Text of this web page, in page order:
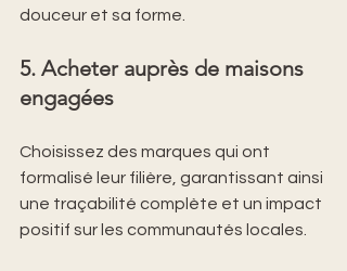
douceur et sa forme.
5. Acheter auprès de maisons
engagées
Choisissez des marques qui ont
formalisé leur filière, garantissant ainsi
une traçabilité complète et un impact
positif sur les communautés locales.